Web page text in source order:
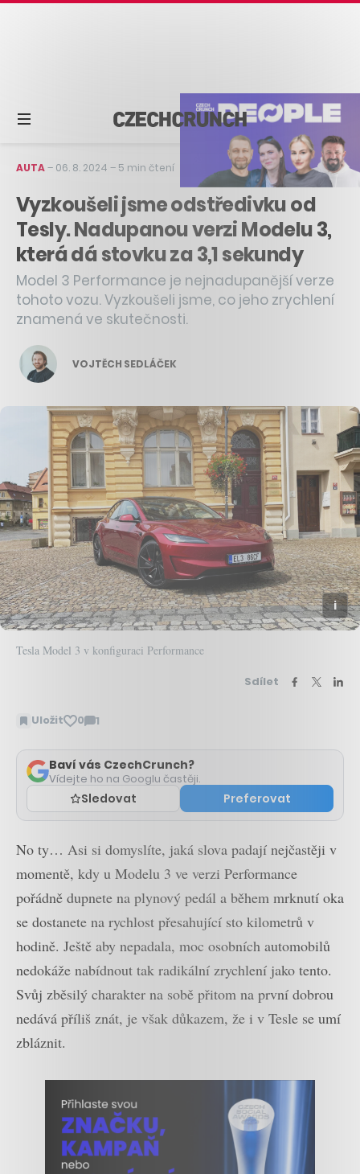
AUTA– 06. 8. 2024 – 5 min čtení
Vyzkoušeli jsme odstředivku od
Tesly. Nadupanou verzi Modelu 3,
která dá stovku za 3,1 sekundy
Model 3 Performance je nejnadupanější verze
tohoto vozu. Vyzkoušeli jsme, co jeho zrychlení
znamená ve skutečnosti.
VOJTĚCH SEDLÁČEK
Tesla Model 3 v konfiguraci Performance
Sdílet
Uložit 0 1
Zobrazit
Baví vás CzechCrunch?
Vídejte ho na Googlu častěji.
Sledovat Preferovat
No ty… Asi si domyslíte, jaká slova padají nejčastěji v
momentě, kdy u Modelu 3 ve verzi Performance
pořádně dupnete na plynový pedál a během mrknutí oka
se dostanete na rychlost přesahující sto kilometrů v
hodině. Ještě aby nepadala, moc osobních automobilů
nedokáže nabídnout tak radikální zrychlení jako tento.
Svůj zběsilý charakter na sobě přitom na první dobrou
nedává příliš znát, je však důkazem, že i v Tesle se umí
zbláznit.